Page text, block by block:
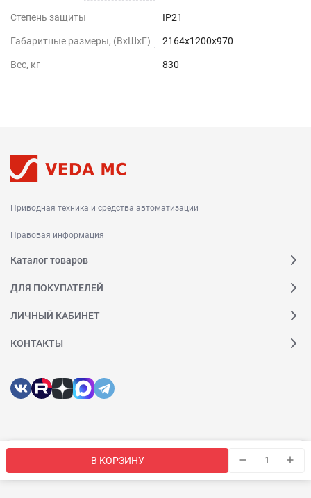
В КОРЗИНУ
Степень защиты IP21
Габаритные размеры, (ВхШхГ) 2164х1200х970
Вес, кг 830
Приводная техника и средства автоматизации
Правовая информация
Каталог товаров
ДЛЯ ПОКУПАТЕЛЕЙ
ЛИЧНЫЙ КАБИНЕТ
КОНТАКТЫ
OK